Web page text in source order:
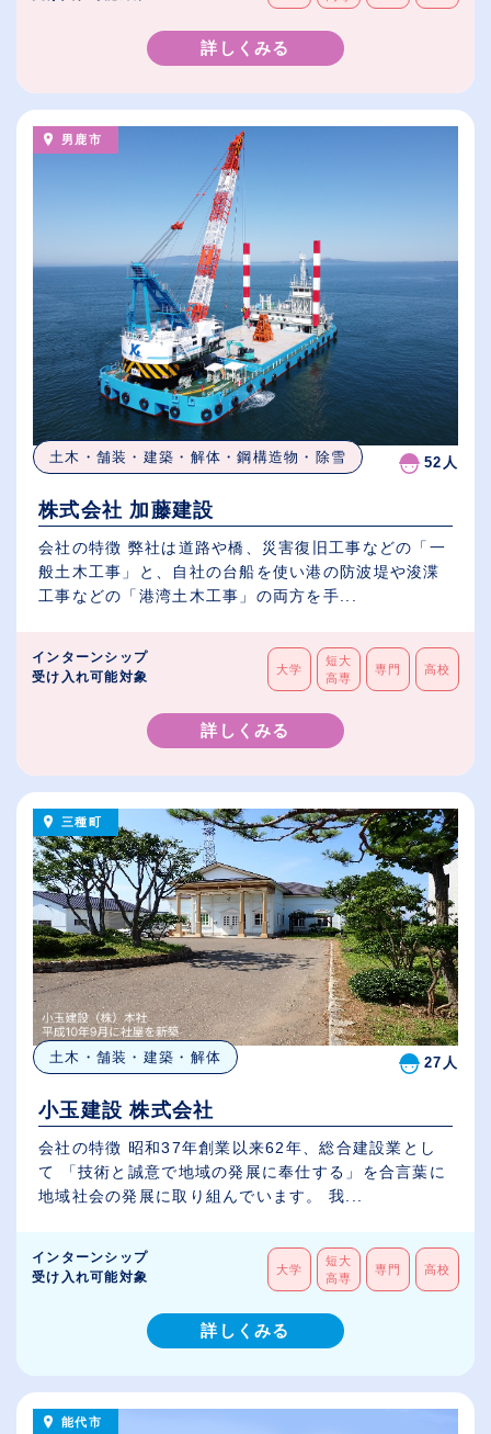
詳しくみる
男鹿市
土木・舗装・建築・解体・鋼構造物・除雪 52人
株式会社 加藤建設
会社の特徴 弊社は道路や橋、災害復旧工事などの「一
般土木工事」と、自社の台船を使い港の防波堤や浚渫
工事などの「港湾土木工事」の両方を手...
インターンシップ
受け入れ可能対象
大学
短大
高専
専門 高校
詳しくみる
三種町
土木・舗装・建築・解体 27人
小玉建設 株式会社
会社の特徴 昭和37年創業以来62年、総合建設業とし
て 「技術と誠意で地域の発展に奉仕する」を合言葉に
地域社会の発展に取り組んでいます。 我...
インターンシップ
受け入れ可能対象
大学
短大
高専
専門 高校
詳しくみる
能代市